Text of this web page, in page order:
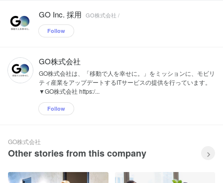
GO Inc. 採用 GO株式会社 /
Follow
GO株式会社
GO株式会社は、「移動で人を幸せに。」をミッションに、モビリ
ティ産業をアップデートするITサービスの提供を行っています。
▼GO株式会社 https:/...
Follow
GO株式会社
Other stories from this company